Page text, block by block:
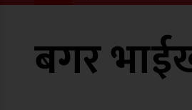
बगर